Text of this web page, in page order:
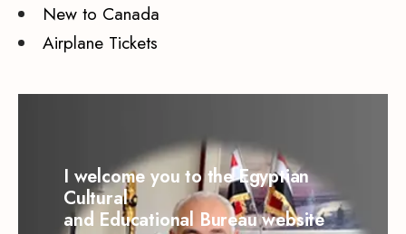
New to Canada
Airplane Tickets
I welcome you to the Egyptian
Cultural
and Educational Bureau website